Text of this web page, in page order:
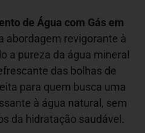
de Água com Gás em
abordagem revigorante à
a pureza da água mineral
das bolhas de
para quem busca uma
à água natural, sem
da hidratação saudável.